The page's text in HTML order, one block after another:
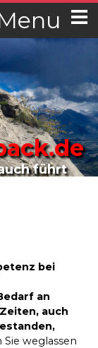
führt
bei
an
auch
weglassen